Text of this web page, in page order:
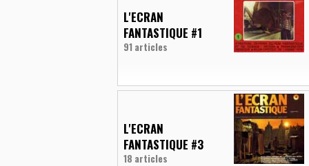
L'ECRAN
FANTASTIQUE #1
91 articles
L'ECRAN
FANTASTIQUE #3
18 articles